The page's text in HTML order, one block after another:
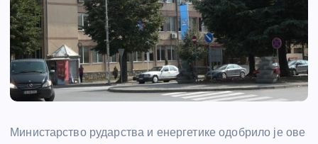
Министарство рударства и енергетике одобрило је ове